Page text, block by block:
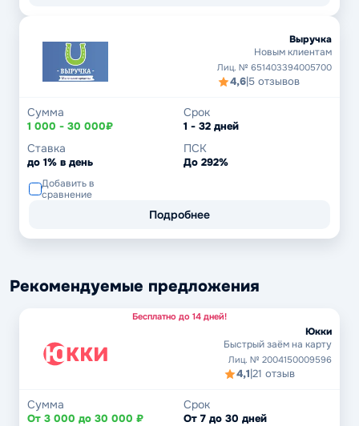
Выручка
Новым клиентам
Лиц. № 651403394005700
4,6|5 отзывов
Сумма
1 000 - 30 000₽
Срок
1 - 32 дней
Ставка
до 1% в день
ПСК
До 292%
Добавить в
сравнение
Подробнее
Рекомендуемые предложения
Бесплатно до 14 дней!
Юкки
Быстрый заём на карту
Лиц. № 2004150009596
4,1|21 отзыв
Сумма
От 3 000 до 30 000 ₽
Срок
От 7 до 30 дней